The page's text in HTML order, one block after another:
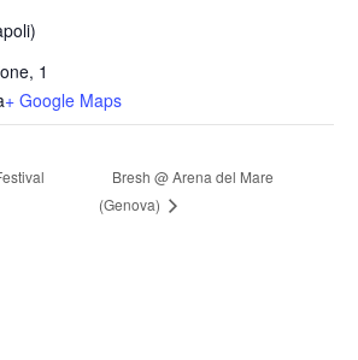
1
+ Google Maps
Bresh @ Arena del Mare
(Genova)